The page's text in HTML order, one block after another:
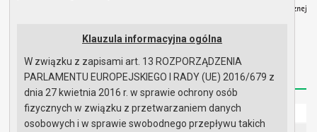
Redakcja Instrukcja korzystania Dostępność
Strona główna
Klauzula informacyjna ogólna
W związku z zapisami art. 13 ROZPORZĄDZENIA
PARLAMENTU EUROPEJSKIEGO I RADY (UE) 2016/679 z
dnia 27 kwietnia 2016 r. w sprawie ochrony osób
fizycznych w związku z przetwarzaniem danych
osobowych i w sprawie swobodnego przepływu takich